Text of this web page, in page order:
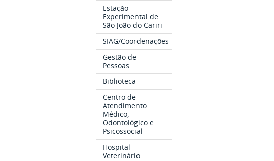
Estação
Experimental de
São João do Cariri
SIAG/Coordenações
Gestão de
Pessoas
Biblioteca
Centro de
Atendimento
Médico,
Odontológico e
Psicossocial
Hospital
Veterinário